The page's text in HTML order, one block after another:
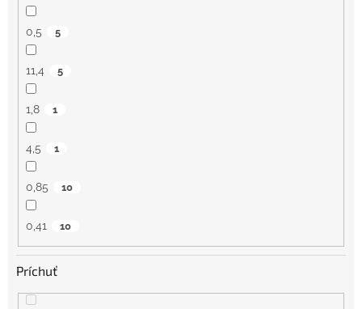
0,5 5
11,4 5
1,8 1
4,5 1
0,85 10
0,41 10
Príchuť